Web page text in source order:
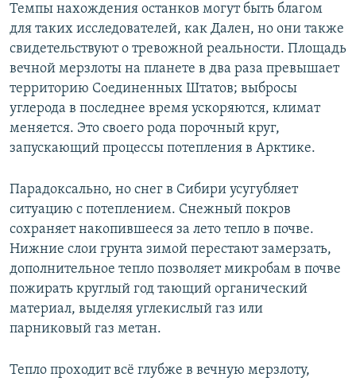
Темпы нахождения останков могут быть благом
для таких исследователей, как Дален, но они также
свидетельствуют о тревожной реальности. Площадь
вечной мерзлоты на планете в два раза превышает
территорию Соединенных Штатов; выбросы
углерода в последнее время ускоряются, климат
меняется. Это своего рода порочный круг,
запускающий процессы потепления в Арктике.
Парадоксально, но снег в Сибири усугубляет
ситуацию с потеплением. Снежный покров
сохраняет накопившееся за лето тепло в почве.
Нижние слои грунта зимой перестают замерзать,
дополнительное тепло позволяет микробам в почве
пожирать круглый год тающий органический
материал, выделяя углекислый газ или
парниковый газ метан.
Тепло проходит всё глубже в вечную мерзлоту,